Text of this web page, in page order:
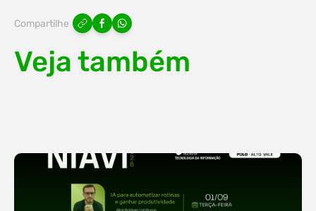
Compartilhe
Veja também